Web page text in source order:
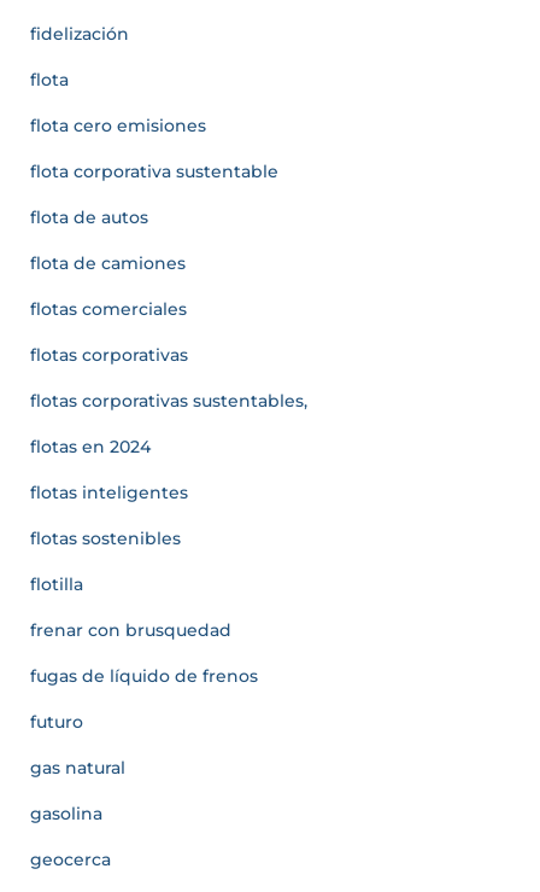
fidelización
flota
flota cero emisiones
flota corporativa sustentable
flota de autos
flota de camiones
flotas comerciales
flotas corporativas
flotas corporativas sustentables,
flotas en 2024
flotas inteligentes
flotas sostenibles
flotilla
frenar con brusquedad
fugas de líquido de frenos
futuro
gas natural
gasolina
geocerca